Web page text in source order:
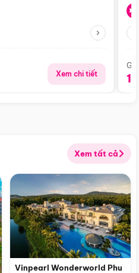
Xem chi tiết
Xem tất cả
Vinpearl Wonderworld Phu